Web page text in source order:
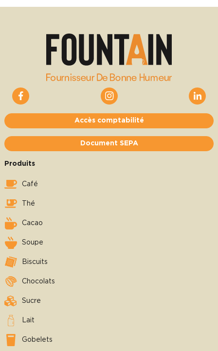
Accès comptabilité
Document SEPA
Produits
Café
Thé
Cacao
Soupe
Biscuits
Chocolats
Sucre
Lait
Gobelets